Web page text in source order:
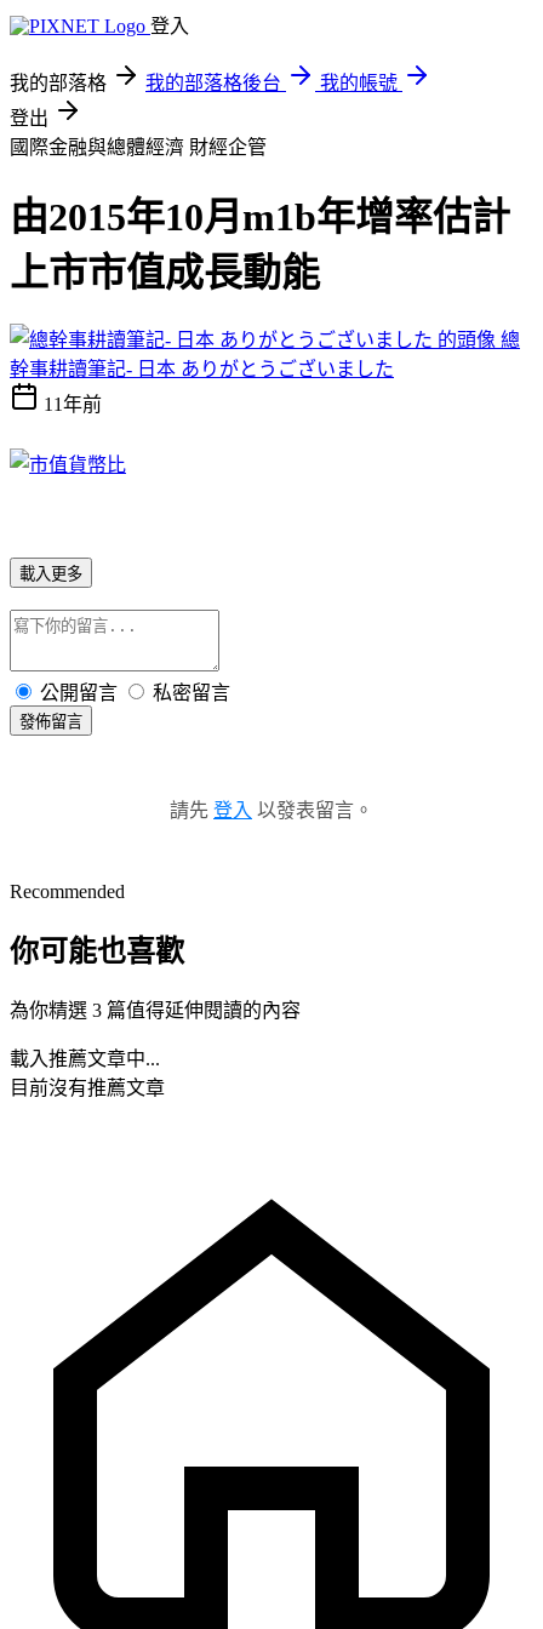
登入
我的部落格 我的部落格後台
我的帳號
登出
國際金融與總體經濟 財經企管
由2015年10月m1b年增率估計
上市市值成長動能
總
幹事耕讀筆記- 日本 ありがとうございました
11年前
載入更多
公開留言 私密留言
發佈留言
請先 登入 以發表留言。
Recommended
你可能也喜歡
為你精選 3 篇值得延伸閱讀的內容
載入推薦文章中...
目前沒有推薦文章